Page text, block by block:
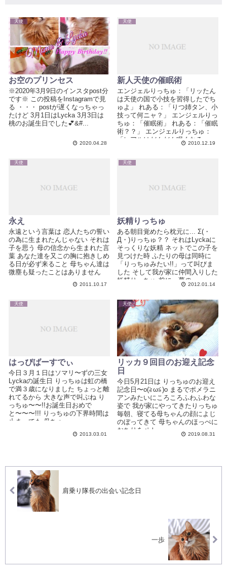
天使
お空のプリンセス
※2020年3月9日のインスタpost分
です※ この投稿をInstagramで見
る ・・・ postが遅くなっちゃっ
たけど 3月1日はLycka 3月3日は
桃のお誕生日でした💕&#...
2020.04.28
天使
新人天使の催眠術
エンジェルりっちゅ：「リッたん
は天使の国で小技を習得したでち
ゅよ」 れある：「りつ姉タン、小
技って何ニャ？」 エンジェルりっ
ちゅ：「催眠術」 れある：「催眠
術？？」 エンジェルりっちゅ：
「レアルはだんだん眠くなる〜」
2010.12.19
天使
永え
永遠という言葉は 恋人たちの誓い
の為に生まれたんじゃない それは
子を思う 母の信念から生まれた言
葉 あなた達を又この胸に抱きしめ
る日が必ず来ること 母ちゃん達は
微塵も疑ったことはありません
2011.10.17
天使
妖精りっちゅ
ある朝目覚めたら枕元に... Σ(・
Д・)りっちゅ？？ それはLyckaに
そっくりな妖精 ネットでこの子を
見つけた時 ふたりの母は同時に
「りっちゅみたい!!」って叫びま
した そして我が家に仲間入りした
妖精りっちゅ 前に、夢の...
2012.01.14
天使
はっぴばーすでぃ
今日３月１日はソマリ〜ずの三女
Lyckaの誕生日 りっちゅは虹の橋
で満３歳になりました ちょっと離
れてるから 大きな声で叫ぶね り
っちゅ〜〜!!お誕生日おめで
と〜〜〜!!! りっちゅの下界時間は
止まっても 母ちゃ...
2013.03.01
天使
リッカ９回目のお迎え記念
日
今日5月21日は りっちゅのお迎え
記念日〜o(≧ω≦)o まるでポメラニ
アンみたいにころころふわふわな
姿で 我が家にやってきたりっちゅ
毎朝、寝てる母ちゃんの顔によじ
のぼってきて 母ちゃんのほっぺに
おちりをペト...
2019.08.31
肩乗り隊長の出会い記念日
一歩